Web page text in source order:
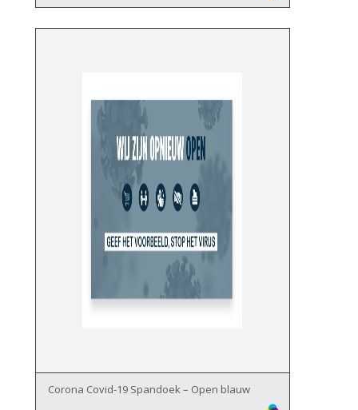
Corona Covid-19 Spandoek – Open blauw